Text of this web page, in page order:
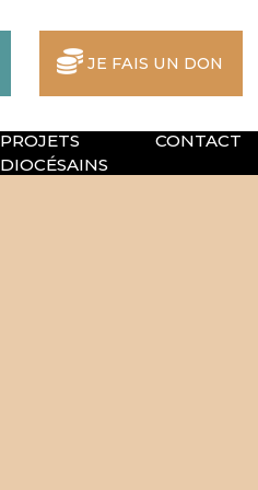
JE FAIS UN DON
PROJETS
DIOCÉSAINS
CONTACT